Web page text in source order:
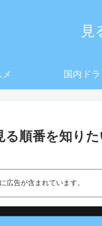
見
国内ド
順番を知り
広告が含まれています。